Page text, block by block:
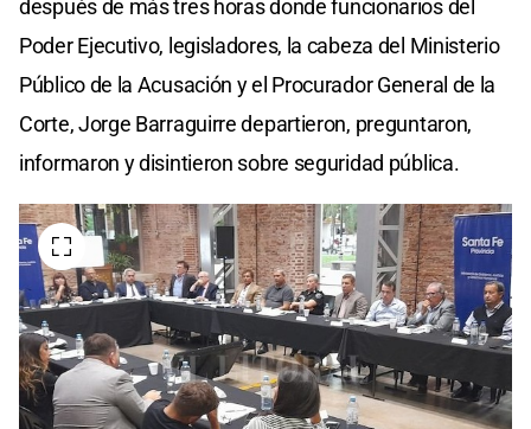
después de más tres horas donde funcionarios del
Poder Ejecutivo, legisladores, la cabeza del Ministerio
Público de la Acusación y el Procurador General de la
Corte, Jorge Barraguirre departieron, preguntaron,
informaron y disintieron sobre seguridad pública.